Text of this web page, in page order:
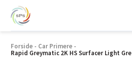
Forside - Car Primere -
Rapid Greymatic 2K HS Surfacer Light Gre